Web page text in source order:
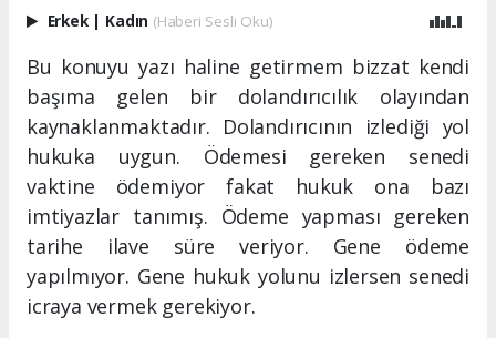
Erkek | Kadın (Haberi Sesli Oku)
Bu konuyu yazı haline getirmem bizzat kendi
başıma gelen bir dolandırıcılık olayından
kaynaklanmaktadır. Dolandırıcının izlediği yol
hukuka uygun. Ödemesi gereken senedi
vaktine ödemiyor fakat hukuk ona bazı
imtiyazlar tanımış. Ödeme yapması gereken
tarihe ilave süre veriyor. Gene ödeme
yapılmıyor. Gene hukuk yolunu izlersen senedi
icraya vermek gerekiyor.